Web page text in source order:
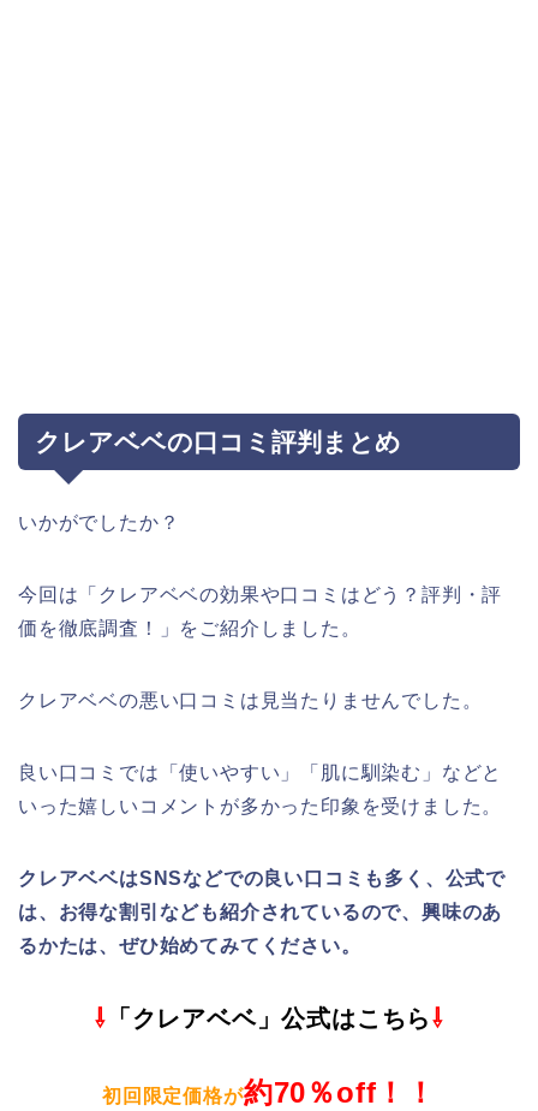
クレアベベの口コミ評判まとめ
いかがでしたか？
今回は「クレアベベの効果や口コミはどう？評判・評
価を徹底調査！」をご紹介しました。
クレアベベの悪い口コミは見当たりませんでした。
良い口コミでは「使いやすい 」「 肌に馴染む 」などと
いった嬉しいコメントが多かった印象を受けました。
クレアベベはSNSなどでの良い口コミも多く、公式で
は、お得な割引なども紹介されているので、興味のあ
るかたは、ぜひ始めてみてください。
⇩ 「クレアベベ」公式はこちら⇩
初回限定価格が約70％off！！